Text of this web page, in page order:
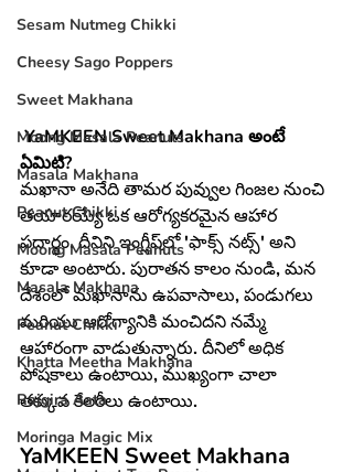
Sesam Nutmeg Chikki
Cheesy Sago Poppers
Sweet Makhana
Moong Masala Peanuts
Masala Makhana
Peanut Chikki
Moong Masala Peanuts
Masala Makhana
Peanut Chikki
Khatta Meetha Makhana
Rajgira Aata
Moringa Magic Mix
YaMKEEN Sweet Makhana అంటే
ఏమిటి?
మఖానా అనేది తామర పువ్వుల గింజల నుంచి
తయారయ్యే ఒక ఆరోగ్యకరమైన ఆహార
పదార్థం. దీనిని ఇంగ్లీష్‌లో 'ఫాక్స్ నట్స్' అని
కూడా అంటారు. పురాతన కాలం నుండి, మన
దేశంలో మఖానాను ఉపవాసాలు, పండుగలు
మరియు ఆరోగ్యానికి మంచిదని నమ్మే
ఆహారంగా వాడుతున్నారు. దీనిలో అధిక
పోషకాలు ఉంటాయి, ముఖ్యంగా చాలా
తక్కువ కేలరీలు ఉంటాయి.
YaMKEEN Sweet Makhana